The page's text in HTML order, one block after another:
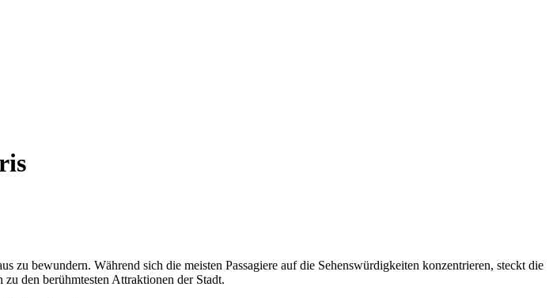
zu bewundern. Während sich die meisten Passagiere auf die Sehenswürdigkeiten konzentrieren, steckt die
den berühmtesten Attraktionen der Stadt.